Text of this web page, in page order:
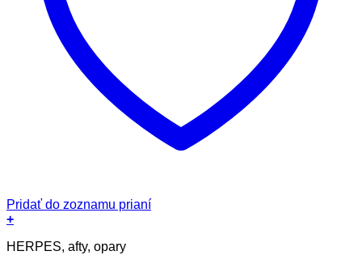
Pridať do zoznamu prianí
+
HERPES, afty, opary